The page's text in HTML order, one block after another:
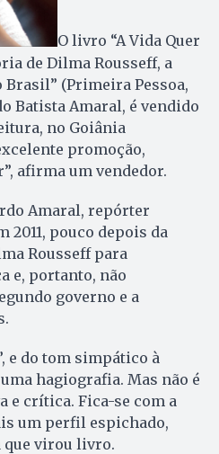
O livro “A Vida Quer
de Dilma Rousseff, a
(Primeira Pessoa,
Batista Amaral, é vendido
no Goiânia
promoção,
afirma um vendedor.
Amaral, repórter
2011, pouco depois da
Rousseff para
e, portanto, não
governo e a
e do tom simpático à
hagiografia. Mas não é
e crítica. Fica-se com a
um perfil espichado,
que virou livro.